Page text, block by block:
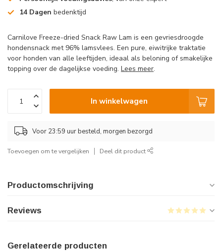
14 Dagen bedenktijd
Carnilove Freeze-dried Snack Raw Lam is een gevriesdroogde
hondensnack met 96% lamsvlees. Een pure, eiwitrijke traktatie
voor honden van alle leeftijden, ideaal als beloning of smakelijke
topping over de dagelijkse voeding. Lees meer.
In winkelwagen
Voor 23:59 uur besteld, morgen bezorgd
Toevoegen om te vergelijken Deel dit product
Productomschrijving
Reviews
Gerelateerde producten